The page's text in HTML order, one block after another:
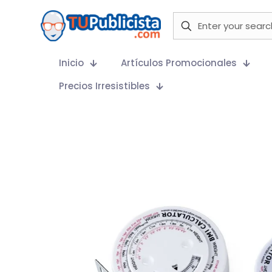
Inicio
Artículos Promocionales
Precios Irresistibles